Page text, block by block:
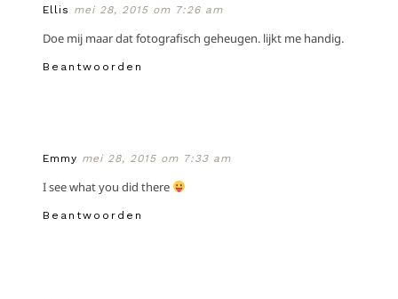
Ellis mei 28, 2015 om 7:26 am
Doe mij maar dat fotografisch geheugen. lijkt me handig.
Beantwoorden
Emmy mei 28, 2015 om 7:33 am
I see what you did there
Beantwoorden